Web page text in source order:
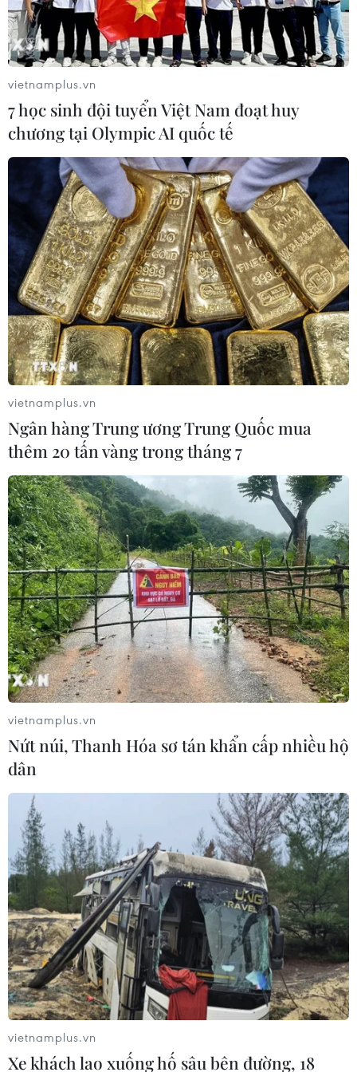
Đội tuyển Mỹ lập kỷ lục người xem truyền
hình trong trận khai mạc World Cup 2026
15/06/2026 06:39
Trận thắng 4-1 của đội tuyển Mỹ trước Paraguay ở trận
khai mạc World Cup 2026 thu hút trung bình 15,99 triệu
khán giả, vượt xa mức 11,7 triệu người theo dõi trận Mỹ
gặp Wales tại World Cup 2022.
World Cup 2026: Cơn sốt vé bùng nổ sau
chiến thắng của đội tuyển Mỹ
13/06/2026 23:39
Sau chiến thắng 4-1 của Mỹ trước Paraguay, giá vé
World Cup tăng mạnh, phản ánh niềm hân hoan của
người hâm mộ tại Mỹ.
vietnamplus.vn
7 học sinh đội tuyển Việt Nam đoạt huy
chương tại Olympic AI quốc tế
vietnamplus.vn
Ngân hàng Trung ương Trung Quốc mua
thêm 20 tấn vàng trong tháng 7
vietnamplus.vn
Nứt núi, Thanh Hóa sơ tán khẩn cấp nhiều hộ
dân
vietnamplus.vn
Xe khách lao xuống hố sâu bên đường, 18